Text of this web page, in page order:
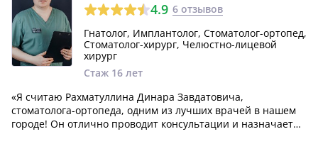
4.9 6 отзывов
Гнатолог, Имплантолог, Стоматолог-ортопед,
Стоматолог-хирург, Челюстно-лицевой
хирург
Стаж 16 лет
«Я считаю Рахматуллина Динара Завдатовича,
стоматолога-ортопеда, одним из лучших врачей в нашем
городе! Он отлично проводит консультации и назначает